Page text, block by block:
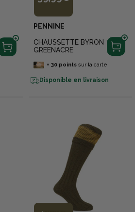
PENNINE
CHAUSSETTE BYRON
GREENACRE
+ 30pointssur la carte
Disponible en livraison